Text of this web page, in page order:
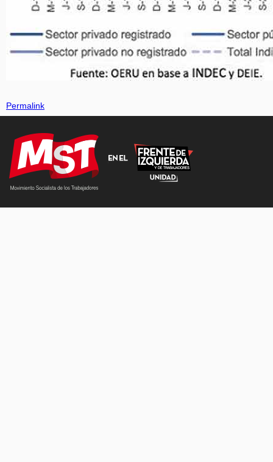
Permalink